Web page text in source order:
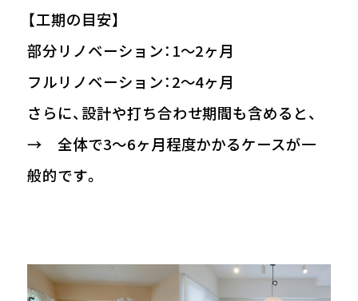
【工期の目安】
部分リノベーション：1〜2ヶ月
フルリノベーション：2〜4ヶ月
さらに、設計や打ち合わせ期間も含めると、
→ 全体で3〜6ヶ月程度かかるケースが一
般的です。